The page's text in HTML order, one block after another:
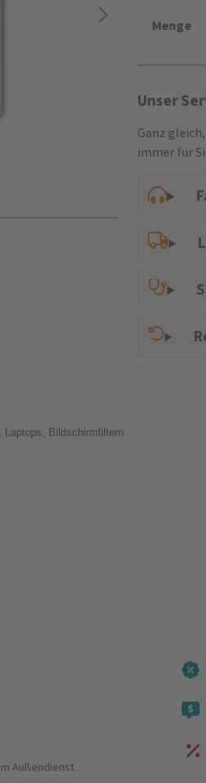
Laptops, Bildschirmfiltern
Menge
Unser
Ganz
immer für
Außendienst